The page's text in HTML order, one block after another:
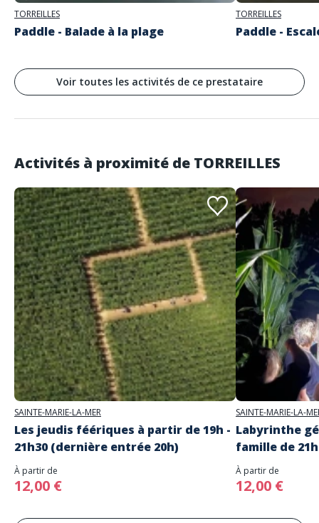
TORREILLES
Paddle - Balade à la plage
TORREILLES
Paddle -
Voir toutes les activités de ce prestataire
Activités à proximité de TORREILLES
SAINTE-MARIE-LA-MER
Les jeudis féériques à partir de 19h -
21h30 (dernière entrée 20h)
À partir de
12,00 €
SAINTE-MARIE-LA-
Labyrinthe
famille de
À partir de
12,00 €